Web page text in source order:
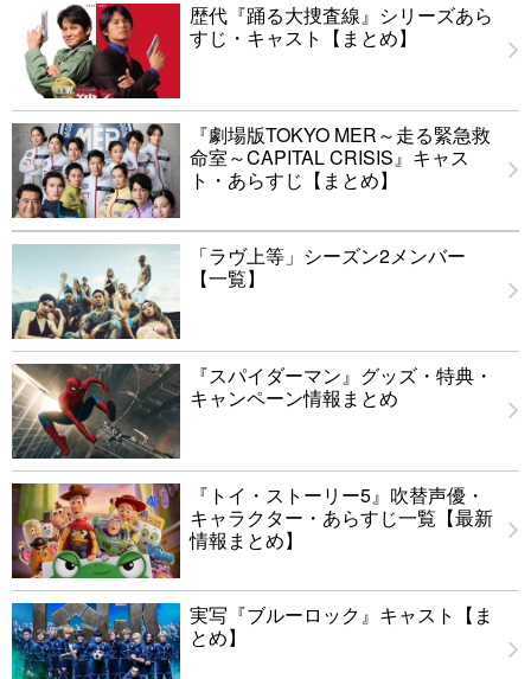
歴代『踊る大捜査線』シリーズあら
すじ・キャスト【まとめ】
『劇場版TOKYO MER～走る緊急救
命室～CAPITAL CRISIS』キャス
ト・あらすじ【まとめ】
「ラヴ上等」シーズン2メンバー
【一覧】
『スパイダーマン』グッズ・特典・
キャンペーン情報まとめ
『トイ・ストーリー5』吹替声優・
キャラクター・あらすじ一覧【最新
情報まとめ】
実写『ブルーロック』キャスト【ま
とめ】